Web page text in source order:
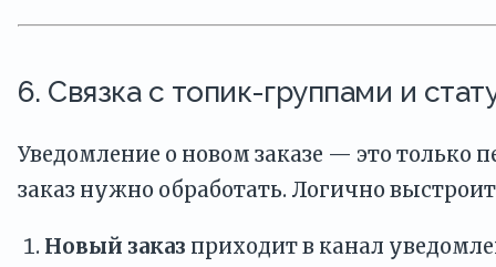
6. Связка с топик-группами и
Уведомление о новом заказе — это только
заказ нужно обработать. Логично
Новый заказ приходит в канал